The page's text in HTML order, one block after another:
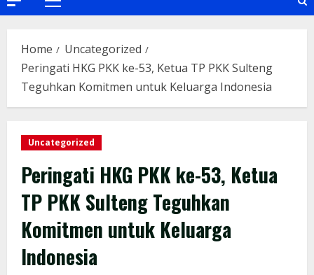
Primary
Home
Uncategorized
Peringati HKG PKK ke-53, Ketua TP PKK Sulteng
Teguhkan Komitmen untuk Keluarga Indonesia
Uncategorized
Peringati HKG PKK ke-53, Ketua
TP PKK Sulteng Teguhkan
Komitmen untuk Keluarga
Indonesia